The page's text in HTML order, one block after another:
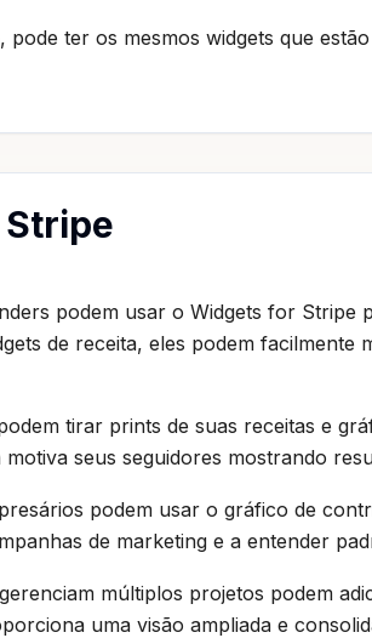
ter os mesmos widgets que
podem usar o Widgets for Stripe
de receita, eles podem
tirar prints de suas receitas e
seus seguidores mostrando
podem usar o gráfico de
de marketing e a entender
múltiplos projetos podem
uma visão ampliada e